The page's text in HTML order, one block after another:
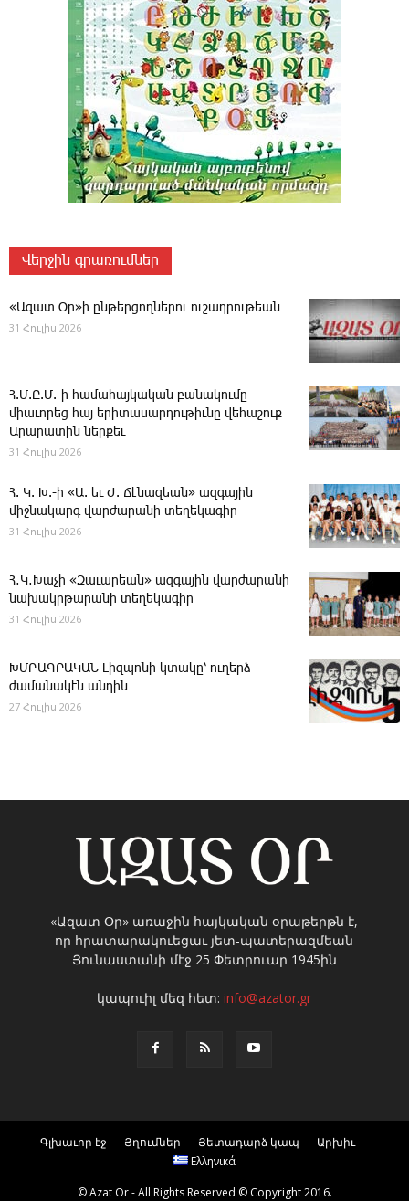
Վերջին գրառումներ
«Ազատ Օր»ի ընթերցողներու ուշադրութեան
31 Հուլիս 2026
Հ.Մ.Ը.Մ.-ի համահայկական բանակումը
միաւորեց հայ երիտասարդութիւնը վեհաշուք
Արարատին ներքեւ
31 Հուլիս 2026
Հ. Կ. Խ.-ի «Ա. եւ Ժ. ­Ճէնազեան» ազգային
միջնակարգ վարժարանի տեղեկագիր
31 Հուլիս 2026
Հ․Կ․Խաչի «Զաւարեան» ազգային վարժարանի
նախակրթարանի տեղեկագիր
31 Հուլիս 2026
ԽՄԲԱԳՐԱԿԱՆ ­Լիզպոնի կտակը՝ ուղերձ
ժամանակէն անդին
27 Հուլիս 2026
«Ազատ Օր» առաջին հայկական օրաթերթն է,
որ հրատարակուեցաւ յետ-պատերազմեան
Յունաստանի մէջ 25 Փետրուար 1945ին
կապուիլ մեզ հետ:info@azator.gr
Գլխաւոր էջ Յղումներ Յետադարձ կապ
Արխիւ
Ελληνικά
© Azat Or - All Rights Reserved © Copyright 2016.